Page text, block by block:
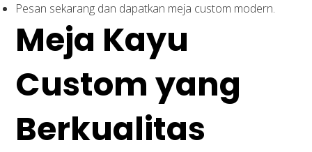
Pesan sekarang dan dapatkan meja custom modern.
Meja Kayu
Custom yang
Berkualitas